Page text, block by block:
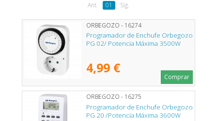
Ant. 01 Sig.
ORBEGOZO - 16274
Programador de Enchufe Orbegozo
PG 02/ Potencia Máxima 3500W
4,99 €
Comprar
ORBEGOZO - 16275
Programador de Enchufe Orbegozo
PG 20 /Potencia Máxima 3600W